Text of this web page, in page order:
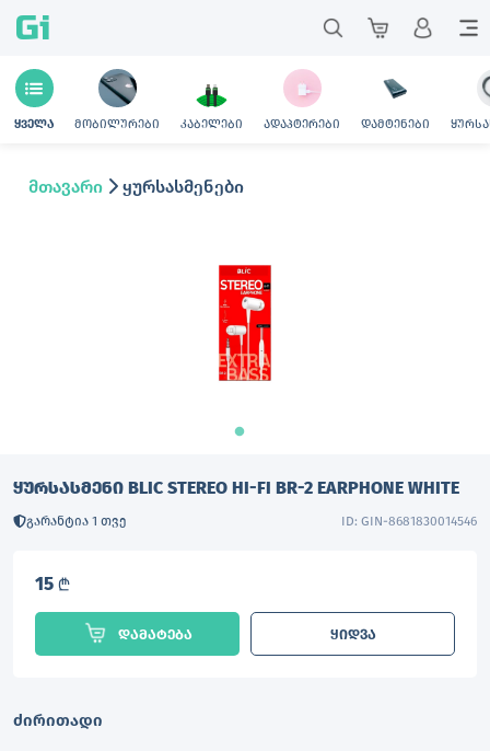
Gi
ყველა მობილურები კაბელები ადაპტერები დამტენები
მთავარი ყურსასმენები
ᲧᲣᲠᲡᲐᲡᲛᲔᲜᲘ BLIC STEREO HI-FI BR-2 EARPHONE WHITE
გარანტია 1 თვე ID: GIN-8681830014546
15 L
დამატება ყიდვა
ძირითადი